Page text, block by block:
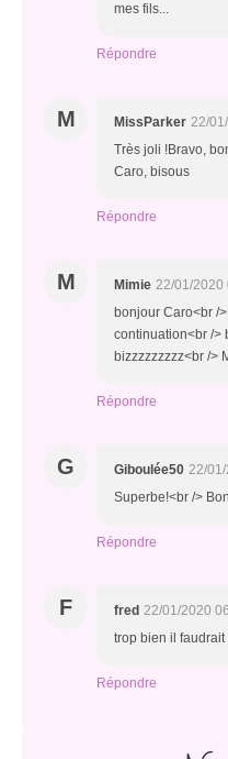
mes fils...
Répondre
M MissParker 22/
Très joli !Bravo,
Caro, bisous
Répondre
M Mimie 22/01/2020
bonjour Caro<br /
continuation<br />
bizzzzzzzzz<br />
Répondre
G Giboulée50 22/
Superbe!<br />
Répondre
F fred 22/01/2020
trop bien il
Répondre